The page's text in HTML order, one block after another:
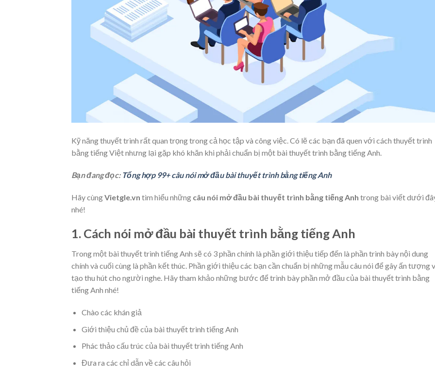
Kỹ năng thuyết trình rất quan trọng trong cả học tập và công việc. Có lẽ các bạn đã quen với cách thuyết trình
bằng tiếng Việt nhưng lại gặp khó khăn khi phải chuẩn bị một bài thuyết trình bằng tiếng Anh.
Bạn đang đọc: Tổng hợp 99+ câu nói mở đầu bài thuyết trình bằng tiếng Anh
Hãy cùngVietgle.vn tìm hiểu những câu nói mở đầu bài thuyết trình bằng tiếng Anh trong bài viết dưới
nhé!
1. Cách nói mở đầu bài thuyết trình bằng tiếng Anh
Trong một bài thuyết trình tiếng Anh sẽ có 3 phần chính là phần giới thiệu tiếp đến là phần trình bày nội dung
chính và cuối cùng là phần kết thúc. Phần giới thiệu các bạn cần chuẩn bị những mẫu câu nói để gây ấn tượng
tạo thu hút cho người nghe. Hãy tham khảo những bước để trình bày phần mở đầu của bài thuyết trình bằng
tiếng Anh nhé!
Chào các khán giả
Giới thiệu chủ đề của bài thuyết trình tiếng Anh
Phác thảo cấu trúc của bài thuyết trình tiếng Anh
Đưa ra các chỉ dẫn về các câu hỏi